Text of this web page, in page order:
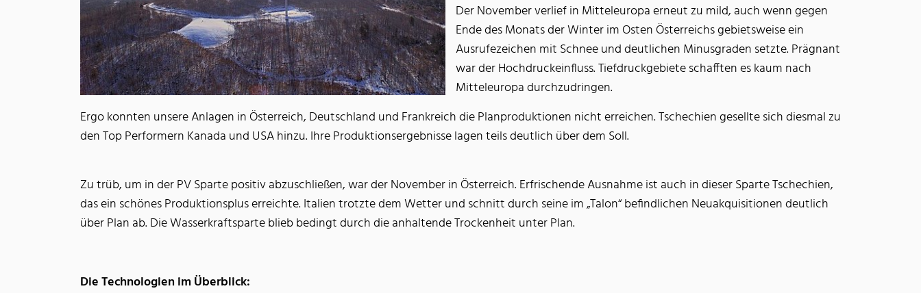
Der November verlief in Mitteleuropa erneut zu mild, auch wenn gegen
Ende des Monats der Winter im Osten Österreichs gebietsweise ein
Ausrufezeichen mit Schnee und deutlichen Minusgraden setzte. Prägnant
war der Hochdruckeinfluss. Tiefdruckgebiete schafften es kaum nach
Mitteleuropa durchzudringen.
Ergo konnten unsere Anlagen in Österreich, Deutschland und Frankreich die Planproduktionen nicht erreichen. Tschechien gesellte sich diesmal zu
den Top Performern Kanada und USA hinzu. Ihre Produktionsergebnisse lagen teils deutlich über dem Soll.
Zu trüb, um in der PV Sparte positiv abzuschließen, war der November in Österreich. Erfrischende Ausnahme ist auch in dieser Sparte Tschechien,
das ein schönes Produktionsplus erreichte. Italien trotzte dem Wetter und schnitt durch seine im „Talon“ befindlichen Neuakquisitionen deutlich
über Plan ab. Die Wasserkraftsparte blieb bedingt durch die anhaltende Trockenheit unter Plan.
Die Technologien im Überblick: